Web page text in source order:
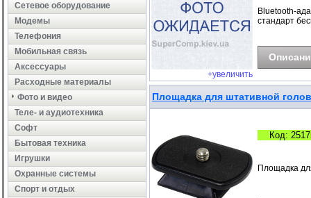
Сетевое оборудование
Модемы
Телефония
Мобильная связь
Аксессуары
Расходные материалы
Фото и видео
Теле- и аудиотехника
Софт
Бытовая техника
Игрушки
Охранные системы
Cпорт и отдых
+увеличить
Bluetooth-
стандарт
Площадка для штативной
Код:
Площадка